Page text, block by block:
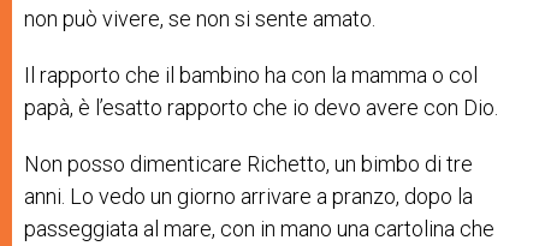
non può vivere, se non si sente amato.
Il rapporto che il bambino ha con la mamma o col
papà, è l’esatto rapporto che io devo avere con Dio.
Non posso dimenticare Richetto, un bimbo di tre
anni. Lo vedo un giorno arrivare a pranzo, dopo la
passeggiata al mare, con in mano una cartolina che